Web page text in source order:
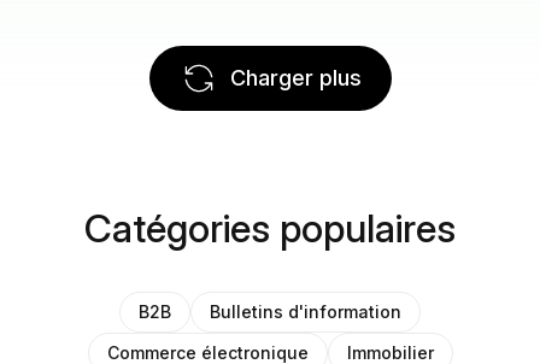
Charger plus
Catégories populaires
B2B
Bulletins d'information
Commerce électronique
Immobilier